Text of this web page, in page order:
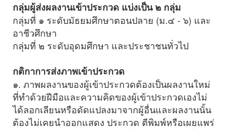
กลุ่มผู้ส่งผลงานเข้าประกวด แบ่งเป็น ๒ กลุ่ม
กลุ่มที่ ๑ ระดับมัธยมศึกษาตอนปลาย (ม.๔ - ๖) และ
อาชีวศึกษา
กลุ่มที่ ๒ ระดับอุดมศึกษา และประชาชนทั่วไป
กติกาการส่งภาพเข้าประกวด
๑. ภาพผลงานของผู้เข้าประกวดต้องเป็นผลงานใหม่
ที่ทำด้วยฝีมือและความคิดของผู้เข้าประกวดเองไม่
ได้ลอกเลียนหรือดัดแปลงมาจากผู้อื่นและผลงานนั้น
ต้องไม่เคยนำออกแสดง ประกวด ตีพิมพ์หรือเผยแพร่